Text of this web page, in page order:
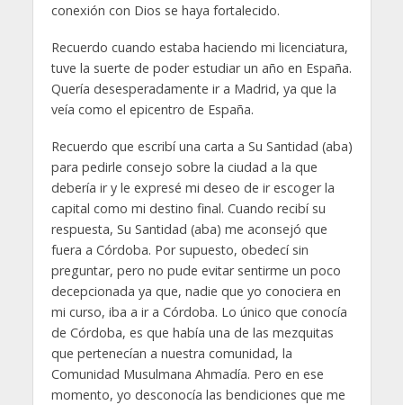
conexión con Dios se haya fortalecido.
Recuerdo cuando estaba haciendo mi licenciatura,
tuve la suerte de poder estudiar un año en España.
Quería desesperadamente ir a Madrid, ya que la
veía como el epicentro de España.
Recuerdo que escribí una carta a Su Santidad (aba)
para pedirle consejo sobre la ciudad a la que
debería ir y le expresé mi deseo de ir escoger la
capital como mi destino final. Cuando recibí su
respuesta, Su Santidad (aba) me aconsejó que
fuera a Córdoba. Por supuesto, obedecí sin
preguntar, pero no pude evitar sentirme un poco
decepcionada ya que, nadie que yo conociera en
mi curso, iba a ir a Córdoba. Lo único que conocía
de Córdoba, es que había una de las mezquitas
que pertenecían a nuestra comunidad, la
Comunidad Musulmana Ahmadía. Pero en ese
momento, yo desconocía las bendiciones que me